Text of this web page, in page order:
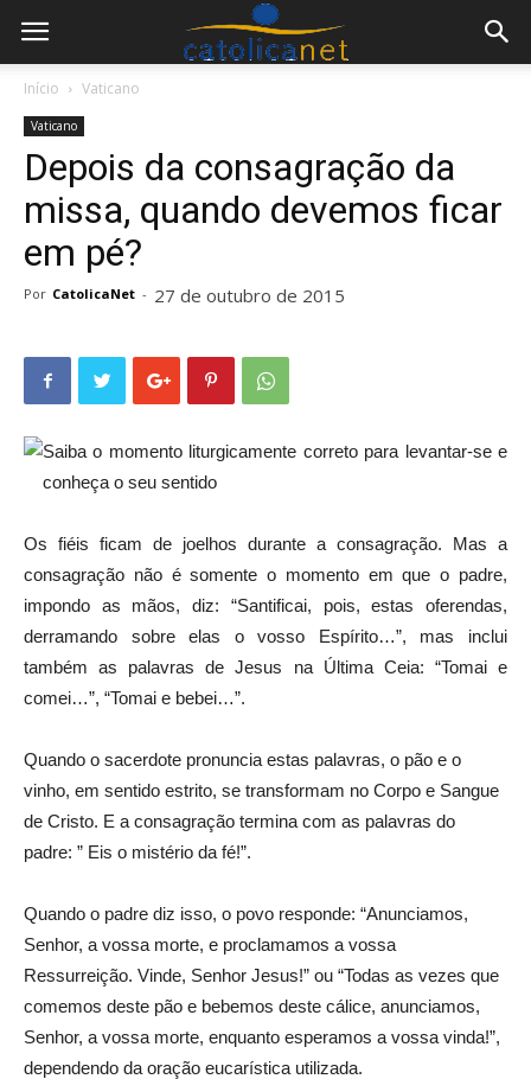
Início Vaticano
Vaticano
Depois da consagração da
missa, quando devemos ficar
em pé?
Por CatolicaNet - 27 de outubro de 2015
Saiba o momento liturgicamente correto para levantar-se e
conheça o seu sentido
Os fiéis ficam de joelhos durante a consagração. Mas a
consagração não é somente o momento em que o padre,
impondo as mãos, diz: “Santificai, pois, estas oferendas,
derramando sobre elas o vosso Espírito…”, mas inclui
também as palavras de Jesus na Última Ceia: “Tomai e
comei…”, “Tomai e bebei…”.
Quando o sacerdote pronuncia estas palavras, o pão e o
vinho, em sentido estrito, se transformam no Corpo e Sangue
de Cristo. E a consagração termina com as palavras do
padre: ” Eis o mistério da fé!”.
Quando o padre diz isso, o povo responde: “Anunciamos,
Senhor, a vossa morte, e proclamamos a vossa
Ressurreição. Vinde, Senhor Jesus!” ou “Todas as vezes que
comemos deste pão e bebemos deste cálice, anunciamos,
Senhor, a vossa morte, enquanto esperamos a vossa vinda!”,
dependendo da oração eucarística utilizada.